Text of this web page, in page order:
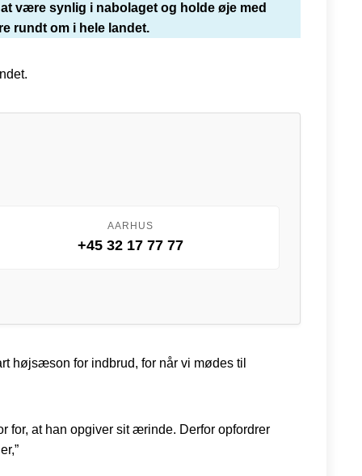
være synlig i nabolaget og holde øje med
rundt om i hele landet.
AARHUS
+45 32 17 77 77
højsæson for indbrud, for når vi mødes til
for, at han opgiver sit ærinde. Derfor opfordrer